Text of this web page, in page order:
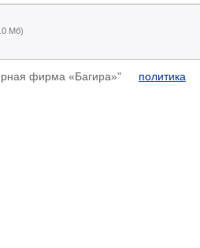
Мб)
фирма «Багира»" политика